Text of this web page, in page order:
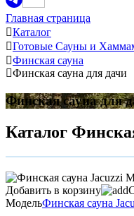
Главная страница
Каталог
Готовые Сауны и
Финская сауна
Финская сауна для дачи
Финская сауна для
Каталог
Добавить в корзину
МодельФинская сауна